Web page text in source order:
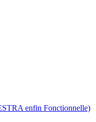
enfin Fonctionnelle)